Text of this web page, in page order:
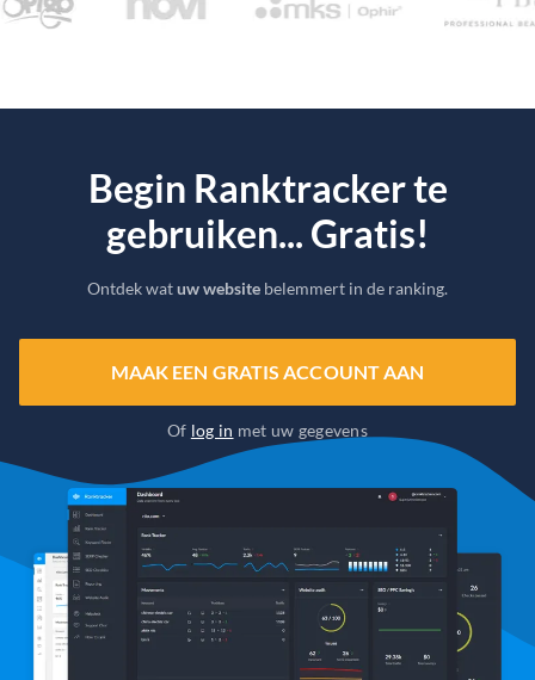
Begin Ranktracker te
gebruiken... Gratis!
Ontdek watuw website belemmert in de ranking.
MAAK EEN GRATIS ACCOUNT AAN
Of log in met uw gegevens